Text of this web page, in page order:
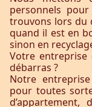
personnels
trouvons lors du
quand il est en
sinon en
Votre entreprise
débarras ?
Notre
pour toutes